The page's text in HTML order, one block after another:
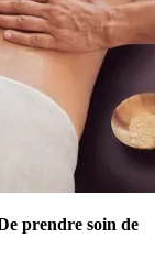
prendre soin de